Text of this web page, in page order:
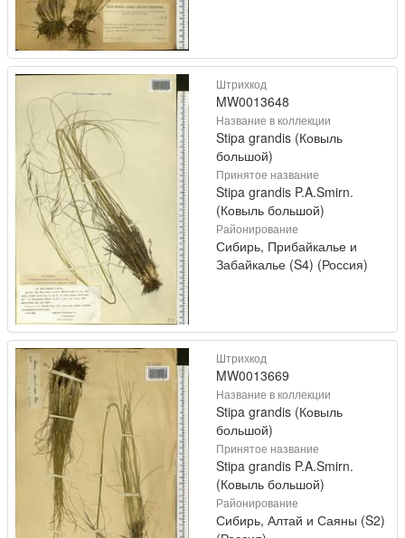
Штрихкод
MW0013648
Название в коллекции
Stipa grandis (Ковыль
большой)
Принятое название
Stipa grandis P.A.Smirn.
(Ковыль большой)
Районирование
Сибирь, Прибайкалье и
Забайкалье (S4) (Россия)
Штрихкод
MW0013669
Название в коллекции
Stipa grandis (Ковыль
большой)
Принятое название
Stipa grandis P.A.Smirn.
(Ковыль большой)
Районирование
Сибирь, Алтай и Саяны (S2)